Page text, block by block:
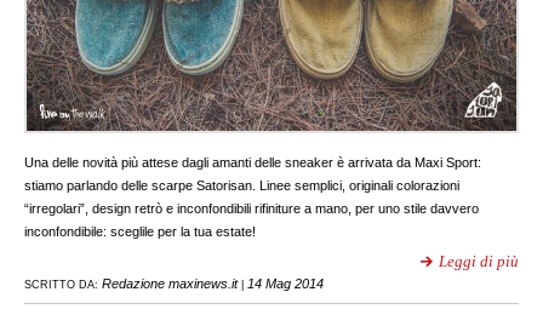
Una delle novità più attese dagli amanti delle sneaker è arrivata da Maxi Sport:
stiamo parlando delle scarpe Satorisan. Linee semplici, originali colorazioni
“irregolari”, design retrò e inconfondibili rifiniture a mano, per uno stile davvero
inconfondibile: sceglile per la tua estate!
Leggi di più
SCRITTO DA: Redazione maxinews.it 14 Mag 2014